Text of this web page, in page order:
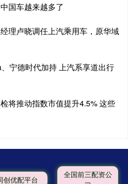
国车越来越多了
理卢晓调任上汽乘用车，原华域
宁德时代加持 上汽系享道出行
将推动指数市值提升4.5% 这些
创优配平台
全国前三配资公